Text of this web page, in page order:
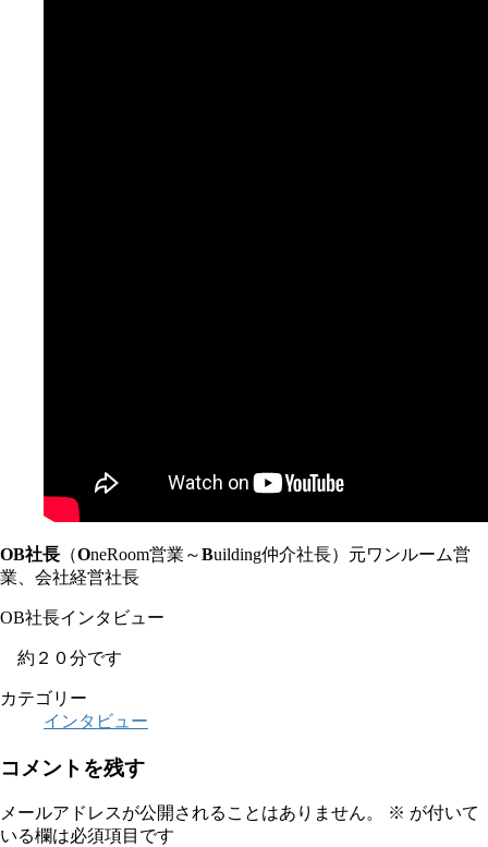
OB社長 （OneRoom営業～Building仲介社長）元ワンルーム営
業、会社経営社長
OB社長インタビュー
約２０分です
カテゴリー
インタビュー
コメントを残す
メールアドレスが公開されることはありません。 ※ が付いて
いる欄は必須項目です